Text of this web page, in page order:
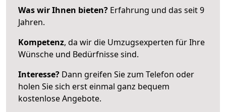
Was wir Ihnen bieten? Erfahrung und das seit 9
Jahren.
Kompetenz, da wir die Umzugsexperten für Ihre
Wünsche und Bedürfnisse sind.
Interesse? Dann greifen Sie zum Telefon oder
holen Sie sich erst einmal ganz bequem
kostenlose Angebote.